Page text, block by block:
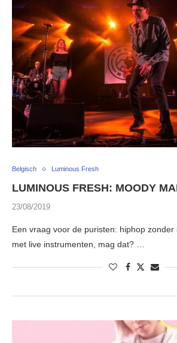
Belgisch Luminous Fresh
LUMINOUS FRESH: MOODY
23/08/2019
Een vraag voor de puristen: hiphop
met live instrumenten, mag dat? …